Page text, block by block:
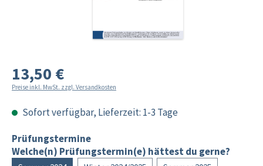
13,50 €
Preise inkl. MwSt. zzgl. Versandkosten
Sofort verfügbar, Lieferzeit: 1-3 Tage
Prüfungstermine
Welche(n) Prüfungstermin(e) hättest du gerne?